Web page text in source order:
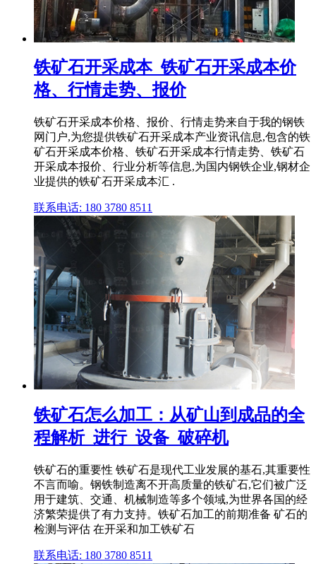
铁矿石开采成本_铁矿石开采成本价
格、行情走势、报价
铁矿石开采成本价格、报价、行情走势来自于我的钢铁
网门户,为您提供铁矿石开采成本产业资讯信息,包含的铁
矿石开采成本价格、铁矿石开采成本行情走势、铁矿石
开采成本报价、行业分析等信息,为国内钢铁企业,钢材企
业提供的铁矿石开采成本汇 .
联系电话: 180 3780 8511
铁矿石怎么加工：从矿山到成品的全
程解析_进行_设备_破碎机
铁矿石的重要性 铁矿石是现代工业发展的基石,其重要性
不言而喻。钢铁制造离不开高质量的铁矿石,它们被广泛
用于建筑、交通、机械制造等多个领域,为世界各国的经
济繁荣提供了有力支持。铁矿石加工的前期准备 矿石的
检测与评估 在开采和加工铁矿石
联系电话: 180 3780 8511